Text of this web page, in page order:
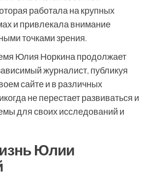
работала на крупных
и привлекала внимание
точками зрения.
Юлия Норкина продолжает
журналист, публикуя
сайте и в различных
не перестает развиваться и
для своих исследований и
Юлии